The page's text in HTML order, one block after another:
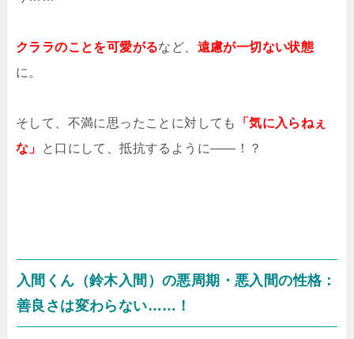
クララのことを可愛がるなど、 遠慮が一切ない状態
に。
そして、不満に思ったことに対しても
「気に入らねぇ
な」
と口にして、抵抗するように――！？
入間くん（鈴木入間）の悪周期・悪入間の性格：
善良さは変わらない……！